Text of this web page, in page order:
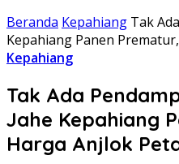
Beranda Kepahiang Tak
Kepahiang Panen
Kepahiang
Tak Ada
Jahe Kepahiang
Harga Anjlok